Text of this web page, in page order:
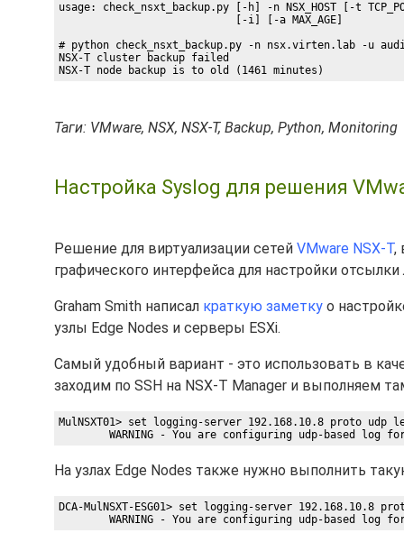
usage: check_nsxt_backup.py [-h] -n NSX_HOST [-t
                            [-i] [-a MAX_AGE]
# python check_nsxt_backup.py -n nsx.virten.lab -u
NSX-T cluster backup failed
NSX-T node backup is to old (1461 minutes)
Таги: VMware, NSX, NSX-T, Backup, Python, Monitoring
Настройка Syslog для решения
Решение для виртуализации сетей VMware NSX-T,
графического интерфейса для настройки
Graham Smith написал краткую заметку о
узлы Edge Nodes и серверы ESXi.
Самый удобный вариант - это использовать в
заходим по SSH на NSX-T Manager и выполняем
MulNSXT01> set logging-server 192.168.10.8 proto
На узлах Edge Nodes также нужно выполнить
DCA-MulNSXT-ESG01> set logging-server 192.168.10.8